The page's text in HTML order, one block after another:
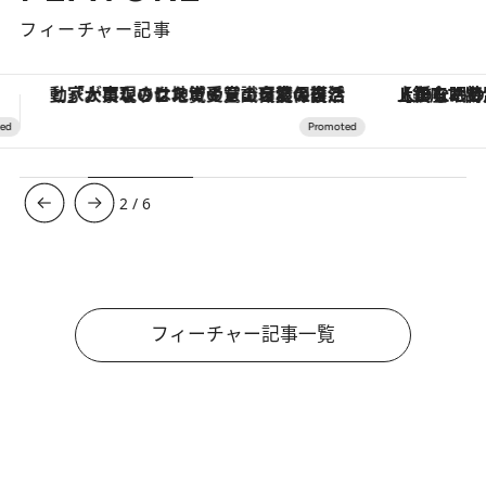
フィーチャー記事
【銀座で出合う最旬美容】美髪ケアや上質な眠り…セルフケアのアップデートから、特別な名入れギフトまで。大人のための「ReFa GINZA」クルーズ ヴァシュロン・コンスタンタ
3 /6
フィーチャー記事一覧